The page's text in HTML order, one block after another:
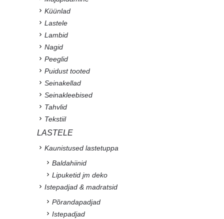
Küünlad
Lastele
Lambid
Nagid
Peeglid
Puidust tooted
Seinakellad
Seinakleebised
Tahvlid
Tekstiil
LASTELE
Kaunistused lastetuppa
Baldahiinid
Lipuketid jm deko
Istepadjad & madratsid
Põrandapadjad
Istepadjad